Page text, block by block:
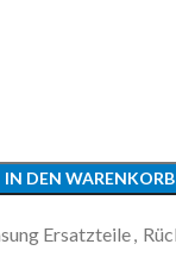
IN DEN WARENKORB
Ersatzteile,